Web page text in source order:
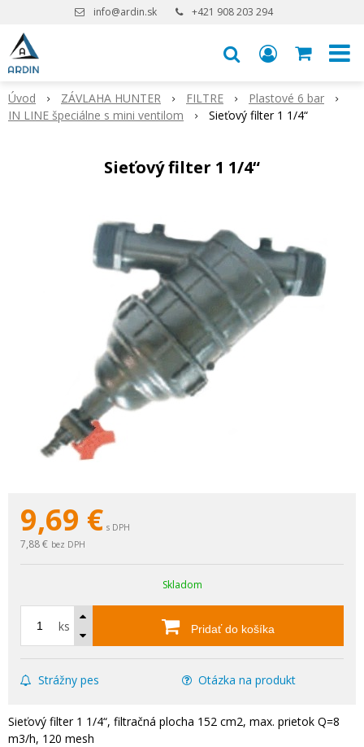
info@ardin.sk +421 908 203 294
Úvod ZÁVLAHA HUNTER FILTRE
Plastové 6 bar
IN LINE špeciálne s mini ventilom
Sieťový filter 1 1/4“
Sieťový filter 1 1/4“
9,69 € s DPH
7,88 € bez DPH
Skladom
ks Pridať do košíka
Strážny pes Otázka na produkt
Sieťový filter 1 1/4“, filtračná plocha 152 cm2, max. prietok Q=8
m3/h, 120 mesh